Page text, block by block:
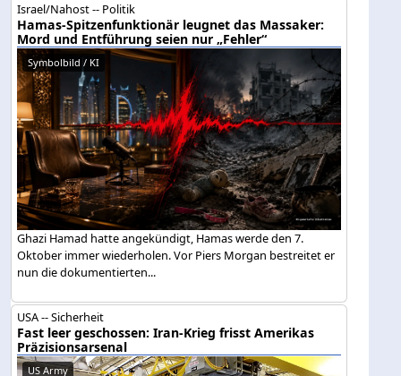
Israel/Nahost -- Politik
Hamas-Spitzenfunktionär leugnet das Massaker:
Mord und Entführung seien nur „Fehler“
Symbolbild / KI
Ghazi Hamad hatte angekündigt, Hamas werde den 7.
Oktober immer wiederholen. Vor Piers Morgan bestreitet er
nun die dokumentierten...
USA -- Sicherheit
Fast leer geschossen: Iran-Krieg frisst Amerikas
Präzisionsarsenal
US Army